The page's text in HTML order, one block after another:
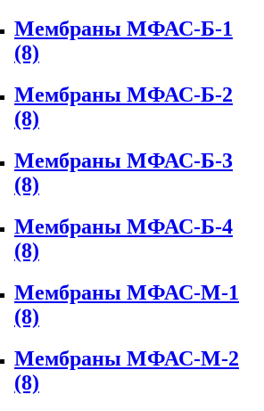
Мембраны МФАС-Б-1
(8)
Мембраны МФАС-Б-2
(8)
Мембраны МФАС-Б-3
(8)
Мембраны МФАС-Б-4
(8)
Мембраны МФАС-М-1
(8)
Мембраны МФАС-М-2
(8)